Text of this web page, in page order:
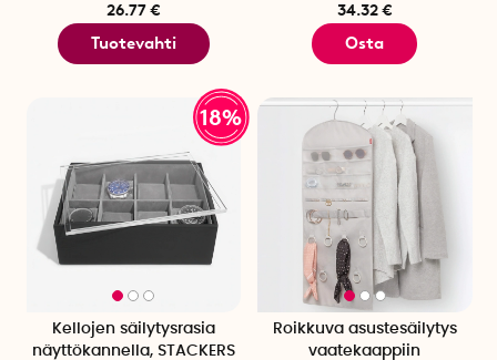
26.77 €
Tuotevahti
34.32 €
Osta
18%
Kellojen säilytysrasia
näyttökannella, STACKERS
Roikkuva asustesäilytys
vaatekaappiin